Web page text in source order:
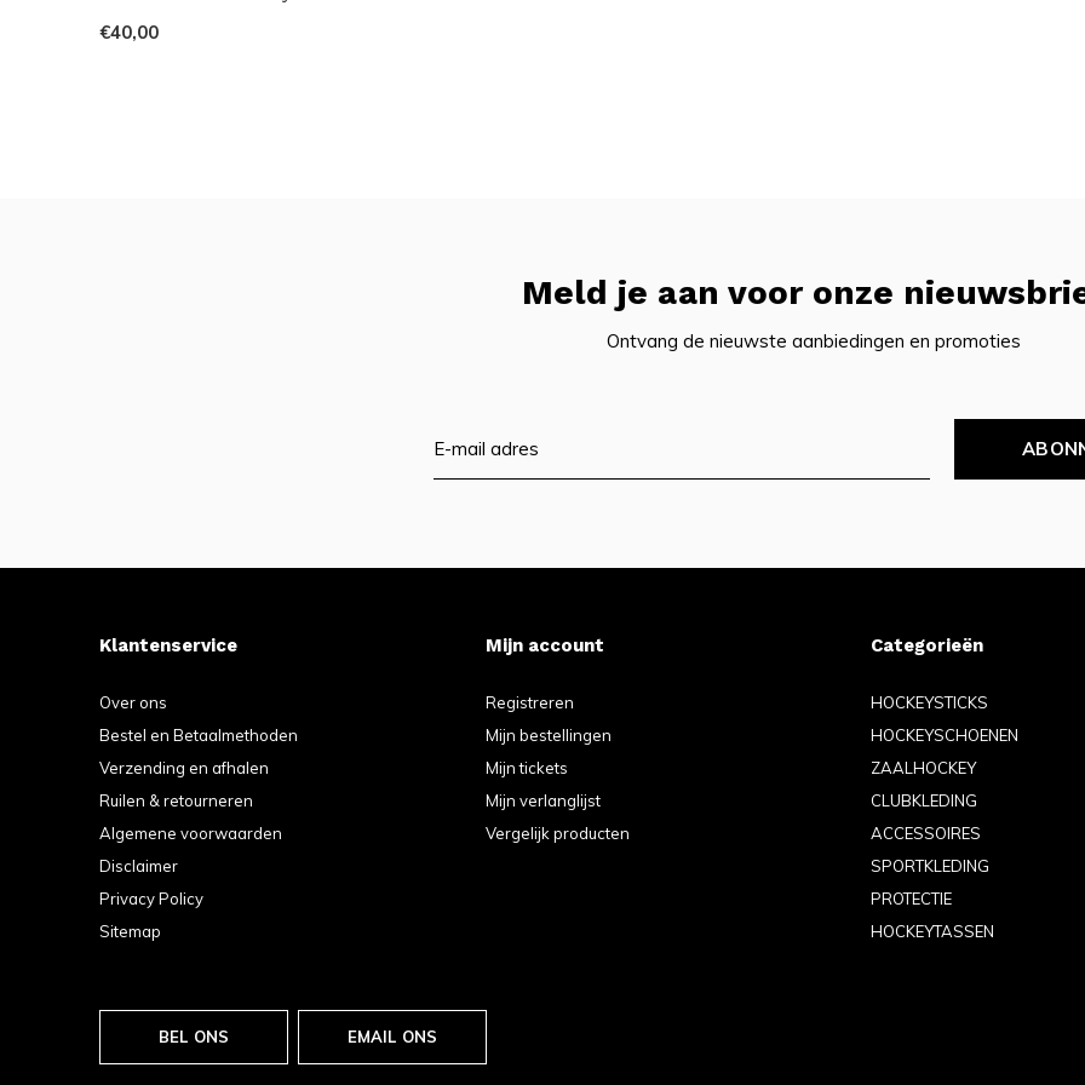
€40,00
Meld je aan voor onze
Ontvang de nieuwste aanbiedingen en promoties
Klantenservice
Over ons
Bestel en Betaalmethoden
Verzending en afhalen
Ruilen & retourneren
Algemene voorwaarden
Disclaimer
Privacy Policy
Sitemap
Mijn account
Registreren
Mijn bestellingen
Mijn tickets
Mijn verlanglijst
Vergelijk producten
Categorieën
HOCKEYSTICKS
HOCKEYSCHOENEN
ZAALHOCKEY
CLUBKLEDING
ACCESSOIRES
SPORTKLEDING
PROTECTIE
HOCKEYTASSEN
BEL ONS EMAIL ONS